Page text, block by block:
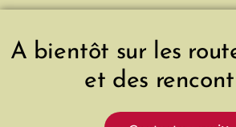
A bientôt sur les
et des